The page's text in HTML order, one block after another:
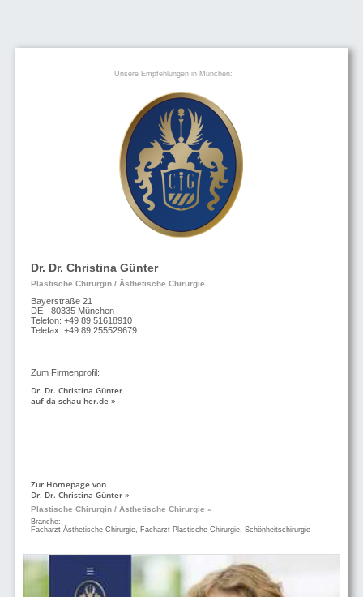
Unsere Empfehlungen in München:
Dr. Dr. Christina Günter
Plastische Chirurgin / Ästhetische Chirurgie
Bayerstraße 21
DE - 80335 München
Telefon: +49 89 51618910
Telefax: +49 89 255529679
Zum Firmenprofil:
Dr. Dr. Christina Günter
auf da-schau-her.de »
Zur Homepage von
Dr. Dr. Christina Günter »
Plastische Chirurgin / Ästhetische Chirurgie »
Branche:
Facharzt Ästhetische Chirurgie, Facharzt Plastische Chirurgie, Schönheitschirurgie